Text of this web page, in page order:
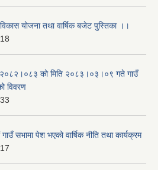
योजना तथा वार्षिक बजेट पुस्तिका ।।
२०८२।०८३ को मिति २०८३।०३।०९ गते गाउँ
विवरण
सभामा पेश भएको वार्षिक नीति तथा कार्यक्रम